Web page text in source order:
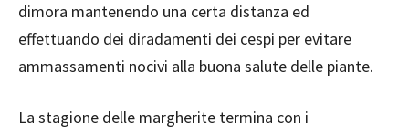
dimora mantenendo una certa distanza ed
effettuando dei diradamenti dei cespi per evitare
ammassamenti nocivi alla buona salute delle piante.
La stagione delle margherite termina con i